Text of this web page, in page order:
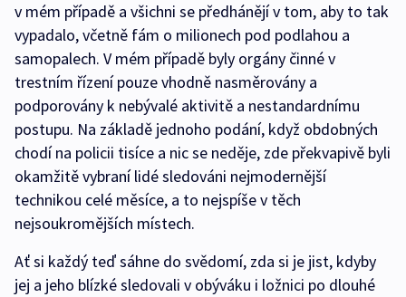
v mém případě a všichni se předhánějí v tom, aby to tak
vypadalo, včetně fám o milionech pod podlahou a
samopalech. V mém případě byly orgány činné v
trestním řízení pouze vhodně nasměrovány a
podporovány k nebývalé aktivitě a nestandardnímu
postupu. Na základě jednoho podání, když obdobných
chodí na policii tisíce a nic se neděje, zde překvapivě byli
okamžitě vybraní lidé sledováni nejmodernější
technikou celé měsíce, a to nejspíše v těch
nejsoukromějších místech.
Ať si každý teď sáhne do svědomí, zda si je jist, kdyby
jej a jeho blízké sledovali v obýváku i ložnici po dlouhé